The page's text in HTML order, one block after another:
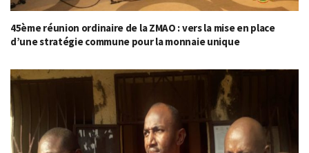
45ème réunion ordinaire de la ZMAO : vers la mise en place
d’une stratégie commune pour la monnaie unique